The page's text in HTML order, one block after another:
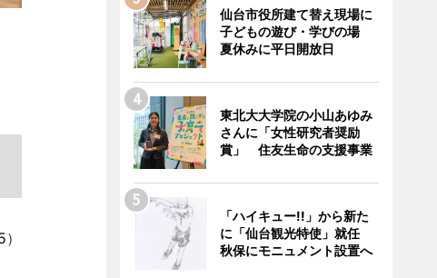
）
仙台市役所建て替え現場に
子どもの遊び・学びの場
夏休みに平日開放日
東北大大学院の小山あゆみ
さんに「女性研究者奨励
賞」 住友生命の支援事業
「ハイキュー!!」から新た
に「仙台観光特使」就任
秋保にモニュメント設置へ